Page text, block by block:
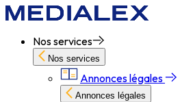
Nos services
Nos services
Annonces légales
Annonces légales